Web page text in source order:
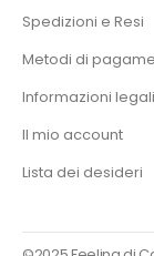
Spedizioni e Resi
Metodi di
Informazioni legali
Il mio account
Lista dei desideri